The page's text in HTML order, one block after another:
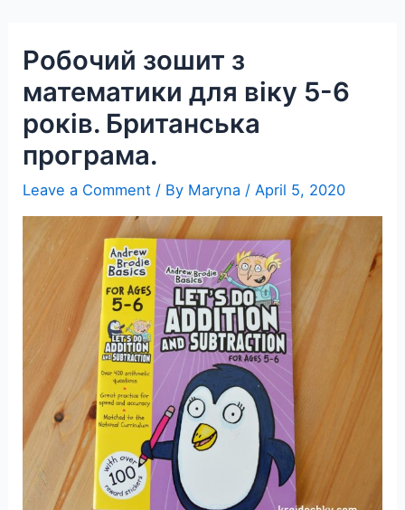
content
Робочий зошит з
математики для віку 5-6
років. Британська
програма.
Leave a Comment / By Maryna /April 5, 2020